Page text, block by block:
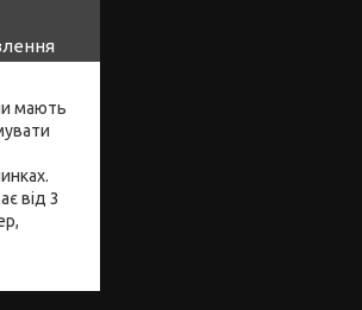
мають
від 3